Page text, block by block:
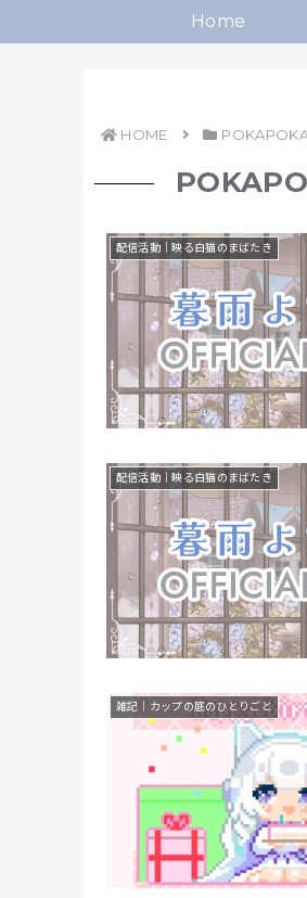
Home
HOME
配信活動｜映る白猫のまばたき
配信活動｜映る白猫のまばたき
雑記｜カップの底のひとりごと